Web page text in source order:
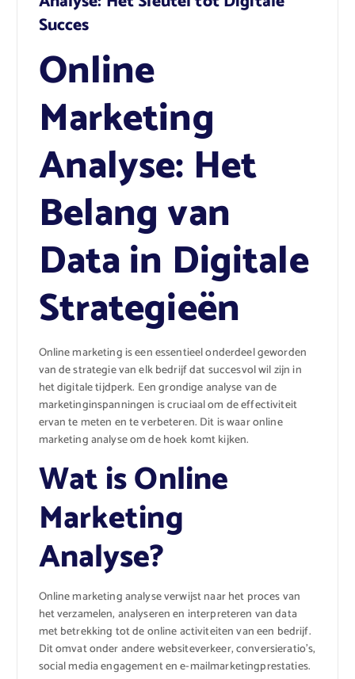
Succes
Online
Marketing
Analyse: Het
Belang van
Data in Digitale
Strategieën
Online marketing is een essentieel onderdeel geworden
van de strategie van elk bedrijf dat succesvol wil zijn in
het digitale tijdperk. Een grondige analyse van de
marketinginspanningen is cruciaal om de effectiviteit
ervan te meten en te verbeteren. Dit is waar online
marketing analyse om de hoek komt kijken.
Wat is Online
Marketing
Analyse?
Online marketing analyse verwijst naar het proces van
het verzamelen, analyseren en interpreteren van data
met betrekking tot de online activiteiten van een bedrijf.
Dit omvat onder andere websiteverkeer, conversieratio’s,
social media engagement en e-mailmarketingprestaties.